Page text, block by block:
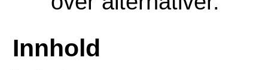
Innhold